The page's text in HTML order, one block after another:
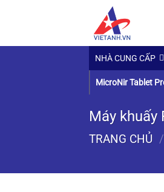
NHÀ CUNG CẤP
MicroNir Tablet
Máy khuấy
TRANG CHỦ /